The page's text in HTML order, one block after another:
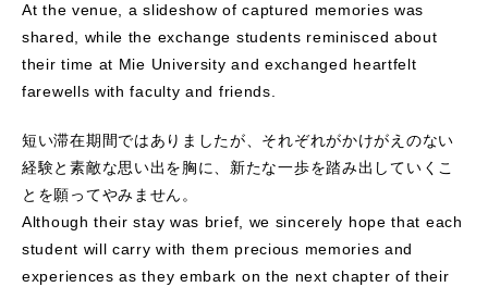
At the venue, a slideshow of captured memories was
shared, while the exchange students reminisced about
their time at Mie University and exchanged heartfelt
farewells with faculty and friends.
短い滞在期間ではありましたが、それぞれがかけがえのない
経験と素敵な思い出を胸に、新たな一歩を踏み出していくこ
とを願ってやみません。
Although their stay was brief, we sincerely hope that each
student will carry with them precious memories and
experiences as they embark on the next chapter of their